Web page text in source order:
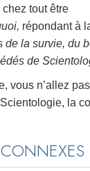
tout être
répondant à
de la survie, du
de
vous n’allez
la